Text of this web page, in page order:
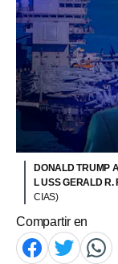
DONALD TRUMP
L USS GERALD R.
CIAS)
Compartir en